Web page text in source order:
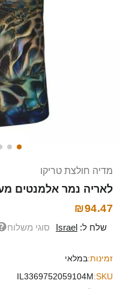
מדיה חולצת טריקו
לאריה נמר אלמנטים
₪94.47
שלח ל: Israel סוגי משלוח
זמינות:במלאי
SKU:
IL3369752059104M